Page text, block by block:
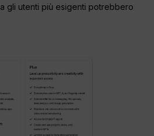
gli utenti più esigenti potrebbero